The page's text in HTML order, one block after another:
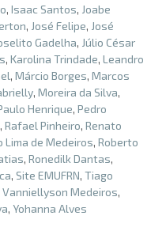
, Isaac Santos, Joabe
, José Felipe, José
Gadelha, Júlio César
, Karolina Trindade, Leandro
, Márcio Borges, Marcos
, Moreira da Silva,
Henrique, Pedro
, Rafael Pinheiro, Renato
Lima de Medeiros, Roberto
, Ronedilk Dantas,
, Site EMUFRN, Tiago
Vanniellyson Medeiros,
, Yohanna Alves